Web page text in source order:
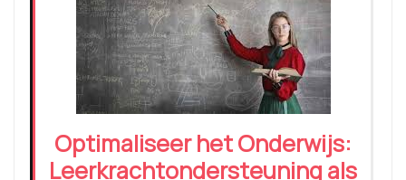
Optimaliseer het Onderwijs:
Leerkrachtondersteuning als